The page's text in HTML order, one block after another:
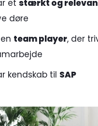
et stærkt og
døre
team player, der
kendskab til SAP